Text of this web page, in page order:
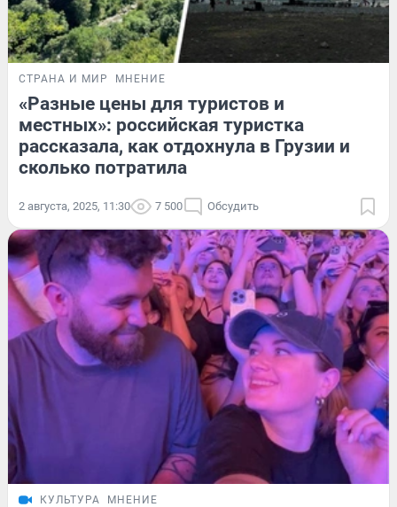
СТРАНА И МИР МНЕНИЕ
«Разные цены для туристов и
местных»: российская туристка
рассказала, как отдохнула в Грузии и
сколько потратила
2 августа, 2025, 11:30 7 500 Обсудить
КУЛЬТУРА МНЕНИЕ